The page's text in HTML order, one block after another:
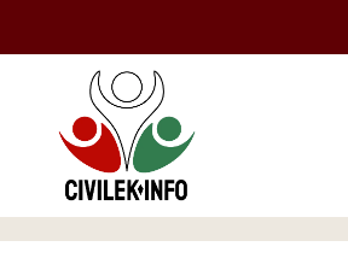
tartalomba